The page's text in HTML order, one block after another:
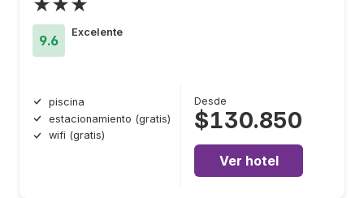
★★★
9.6
Excelente
piscina
estacionamiento (gratis)
wifi (gratis)
Desde
$130.850
Ver hotel